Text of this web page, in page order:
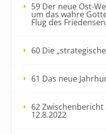
59 Der neue Ost-
um das wahre
Flug des
60 Die
61 Das neue
62 Zwischenbericht
12.8.2022